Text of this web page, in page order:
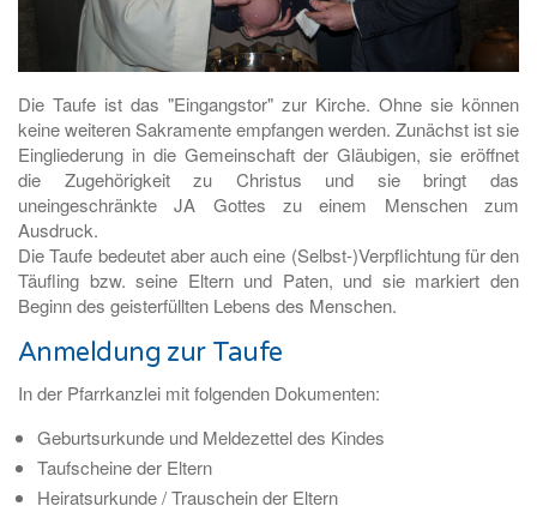
Die Taufe ist das "Eingangstor" zur Kirche. Ohne sie können
keine weiteren Sakramente empfangen werden. Zunächst ist sie
Eingliederung in die Gemeinschaft der Gläubigen, sie eröffnet
die Zugehörigkeit zu Christus und sie bringt das
uneingeschränkte JA Gottes zu einem Menschen zum
Ausdruck.
Die Taufe bedeutet aber auch eine (Selbst-)Verpflichtung für den
Täufling bzw. seine Eltern und Paten, und sie markiert den
Beginn des geisterfüllten Lebens des Menschen.
Anmeldung zur Taufe
In der Pfarrkanzlei mit folgenden Dokumenten:
Geburtsurkunde und Meldezettel des Kindes
Taufscheine der Eltern
Heiratsurkunde / Trauschein der Eltern